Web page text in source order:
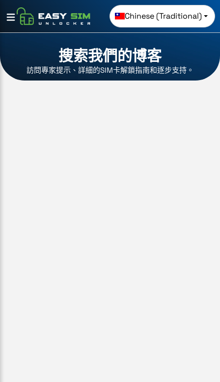
Chinese (Traditional)
搜索我們的博客
訪問專家提示、詳細的SIM卡解鎖指南和逐步支持。